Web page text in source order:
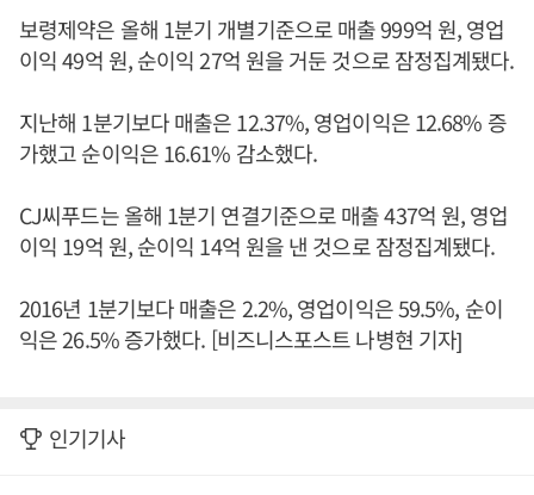
보령제약은 올해 1분기 개별기준으로 매출 999억 원, 영업
이익 49억 원, 순이익 27억 원을 거둔 것으로 잠정집계됐다.
지난해 1분기보다 매출은 12.37%, 영업이익은 12.68% 증
가했고 순이익은 16.61% 감소했다.
CJ씨푸드는 올해 1분기 연결기준으로 매출 437억 원, 영업
이익 19억 원, 순이익 14억 원을 낸 것으로 잠정집계됐다.
2016년 1분기보다 매출은 2.2%, 영업이익은 59.5%, 순이
익은 26.5% 증가했다. [비즈니스포스트 나병현 기자]
인기기사